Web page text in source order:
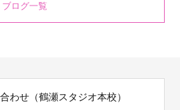
ブログ一覧
わせ（鶴瀬スタジオ本校）